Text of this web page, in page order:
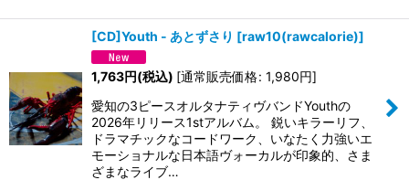
[CD]Youth - あとずさり [raw10(rawcalorie)]
1,763円(税込) [通常販売価格: 1,980円]
愛知の3ピースオルタナティヴバンドYouthの
2026年リリース1stアルバム。 鋭いキラーリフ、
ドラマチックなコードワーク、いなたく力強いエ
モーショナルな日本語ヴォーカルが印象的、さま
ざまなライブ…